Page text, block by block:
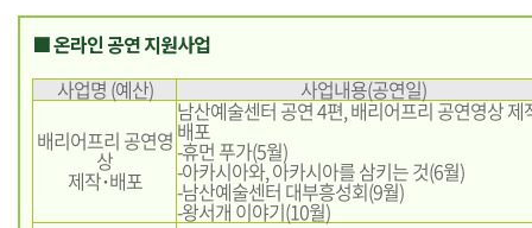
■ 온라인 공연 지원사업
사업명 (예산)
사업내용(공연일)
배리어프리 공연영
상
제작･배포
남산예술센터 공연 4편, 배리어프리 공연영상 제
배포
-휴먼 푸가(5월)
-아카시아와, 아카시아를 삼키는 것(6월)
-남산예술센터 대부흥성회(9월)
-왕서개 이야기(10월)